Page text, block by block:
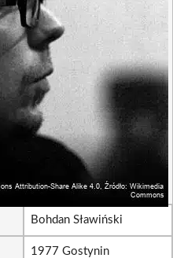
Bohdan Sławiński
1977 Gostynin